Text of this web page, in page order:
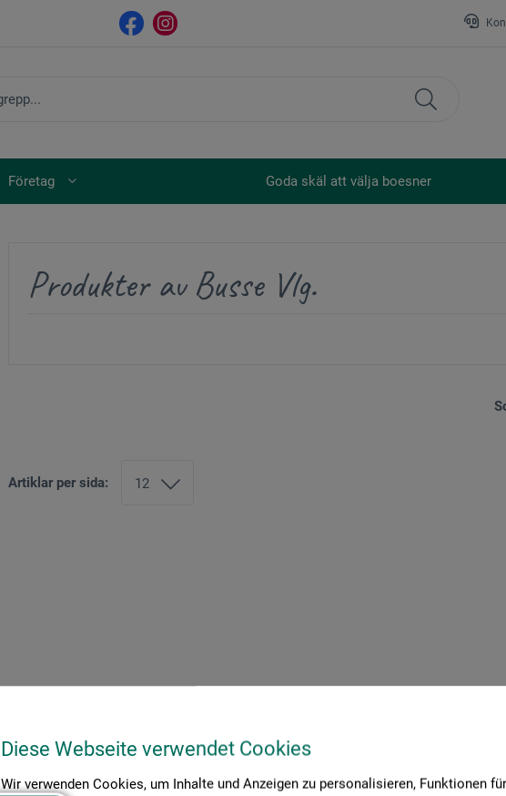
Diese Webseite verwendet Cookies
Wir verwenden Cookies, um Inhalte und Anzeigen zu personalisieren, Funktionen
Företag Goda skäl att välja boesner
Produkter av Busse Vlg.
Artiklar per sida: